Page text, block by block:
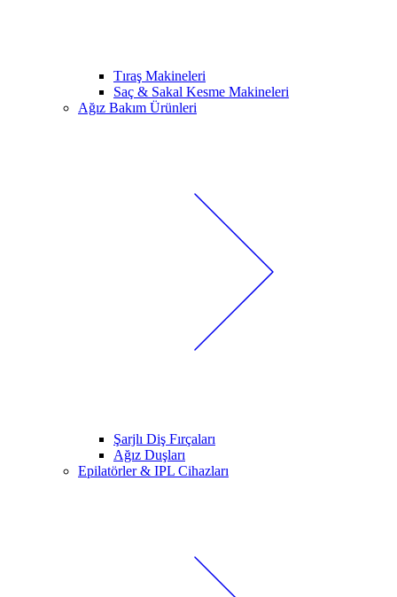
Tıraş Makineleri
Saç & Sakal Kesme Makineleri
Ağız Bakım Ürünleri
Şarjlı Diş Fırçaları
Ağız Duşları
Epilatörler & IPL Cihazları